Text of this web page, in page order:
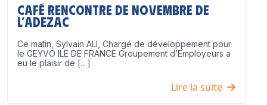
Café Rencontre de Novembre de
l’ADEZAC
Ce matin, Sylvain ALI, Chargé de développement pour
le GEYVO ILE DE FRANCE Groupement d’Employeurs a
eu le plaisir de […]
Lire la suite